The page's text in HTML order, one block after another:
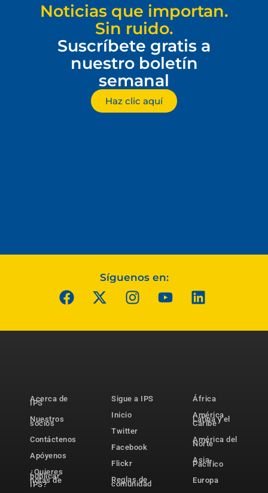
Noticias que importan.
Sin ruido.
Suscríbete gratis a
nuestro boletín
semanal
Haz clic aquí
Síguenos en:
Acerca de
IPS
Nuestros
socios
Contáctenos
Apóyenos
¿Quieres
publicar
notas de
IPS?
Sigue a IPS
Inicio
Twitter
Facebook
Flickr
Reglas de
comunidad
África
América
Latina y el
Caribe
América del
Norte
Asia-
Pacífico
Europa